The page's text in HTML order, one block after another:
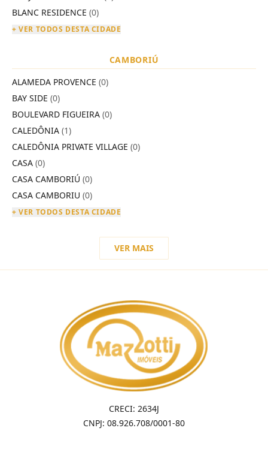
BLANC RESIDENCE (0)
+ VER TODOS DESTA CIDADE
CAMBORIÚ
ALAMEDA PROVENCE (0)
BAY SIDE (0)
BOULEVARD FIGUEIRA (0)
CALEDÔNIA (1)
CALEDÔNIA PRIVATE VILLAGE (0)
CASA (0)
CASA CAMBORIÚ (0)
CASA CAMBORIU (0)
+ VER TODOS DESTA CIDADE
VER MAIS
CRECI: 2634J
CNPJ: 08.926.708/0001-80